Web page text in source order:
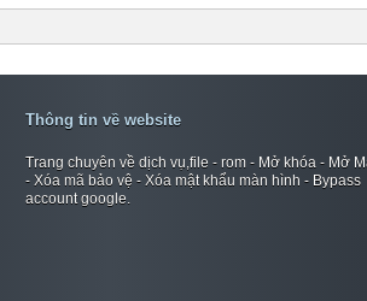
Thông tin về website
Trang chuyên về dịch vụ,file - rom - Mở khóa - Mở
- Xóa mã bảo vệ - Xóa mật khẩu màn hình - Bypass
account google.